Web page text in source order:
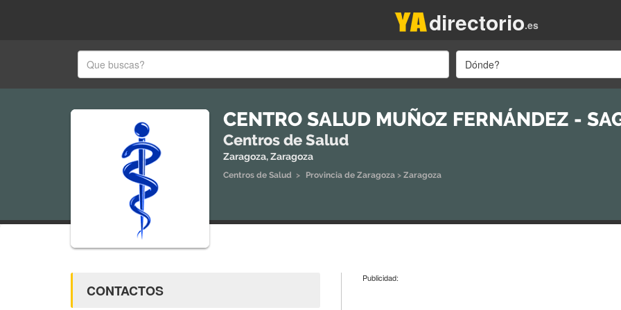
.es
directorio
Dónde?
CENTRO SALUD MUÑOZ FERNÁNDEZ -
Centros de Salud
Zaragoza, Zaragoza
Centros de Salud > Provincia de Zaragoza > Zaragoza
CONTACTOS
Publicidad: